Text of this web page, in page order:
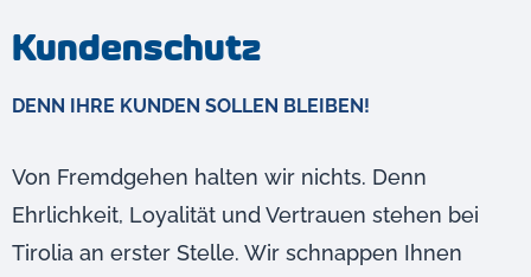
Kundenschutz
DENN IHRE KUNDEN SOLLEN BLEIBEN!
Von Fremdgehen halten wir nichts. Denn
Ehrlichkeit, Loyalität und Vertrauen stehen bei
Tirolia an erster Stelle. Wir schnappen Ihnen